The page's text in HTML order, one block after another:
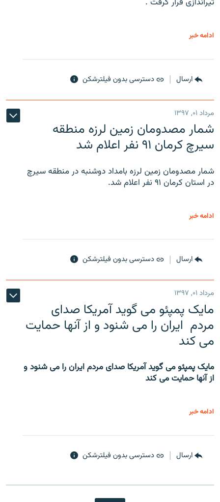
تیراندازی قرار گرفت .
ادامه خبر
ارسال دسترسی بدون فیلترشکن
مرداد ۰۱, ۱۳۹۷
شمار مصدومان زمین لرزه منطقه
سیرچ کرمان ۹۱ نفر اعلام شد
شمار مصدومان زمین لرزه بامداد دوشنبه در منطقه سیرچ
در استان کرمان ۹۱ نفر اعلام شد.
ادامه خبر
ارسال دسترسی بدون فیلترشکن
مرداد ۰۱, ۱۳۹۷
مایک پمپئو می گوید آمریکا صدای
مردم ایران را می شنود و از آنها حمایت
می کند
مایک پمپئو می گوید آمریکا صدای مردم ایران را می شنود و
از آنها حمایت می کند
ادامه خبر
ارسال دسترسی بدون فیلترشکن